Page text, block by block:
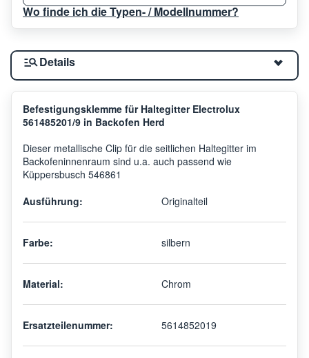
Wo finde ich die Typen- / Modellnummer?
Details
Befestigungsklemme für Haltegitter Electrolux
561485201/9 in Backofen Herd
Dieser metallische Clip für die seitlichen Haltegitter im
Backofeninnenraum sind u.a. auch passend wie
Küppersbusch 546861
Ausführung:
Originalteil
Farbe: silbern
Material: Chrom
Ersatzteilenummer: 5614852019